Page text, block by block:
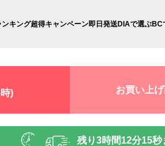
ンキング超得キャンペーン即日発送DIAで選ぶBC
) お買い上
残り3時間12分13秒